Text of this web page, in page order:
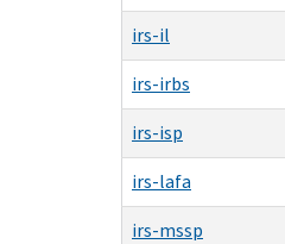
irs-il
irs-irbs
irs-isp
irs-lafa
irs-mssp